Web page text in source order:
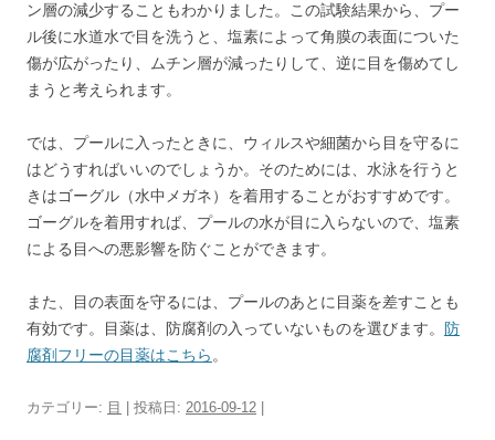
ン層の減少することもわかりました。この試験結果から、プー
ル後に水道水で目を洗うと、塩素によって角膜の表面についた
傷が広がったり、ムチン層が減ったりして、逆に目を傷めてし
まうと考えられます。
では、プールに入ったときに、ウィルスや細菌から目を守るに
はどうすればいいのでしょうか。そのためには、水泳を行うと
きはゴーグル（水中メガネ）を着用することがおすすめです。
ゴーグルを着用すれば、プールの水が目に入らないので、塩素
による目への悪影響を防ぐことができます。
また、目の表面を守るには、プールのあとに目薬を差すことも
有効です。目薬は、防腐剤の入っていないものを選びます。 防
腐剤フリーの目薬はこちら 。
カテゴリー: 目 | 投稿日: 2016-09-12